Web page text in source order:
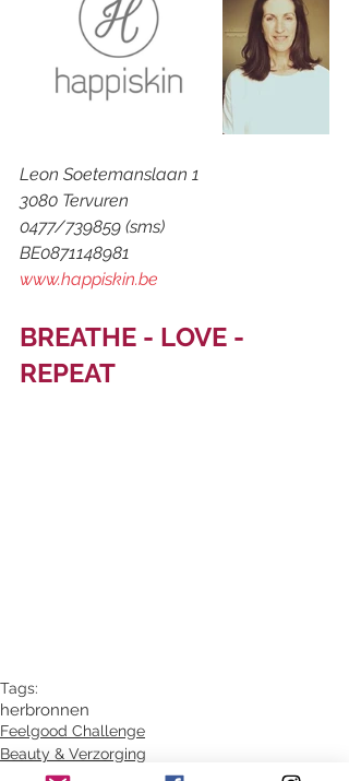
Leon Soetemanslaan 1
3080 Tervuren
0477/739859 (sms)
BE0871148981
www.happiskin.be
BREATHE - LOVE -
REPEAT
Tags:
herbronnen
Feelgood Challenge
Beauty & Verzorging